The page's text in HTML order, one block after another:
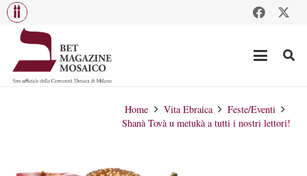
Home Vita Ebraica
Feste/Eventi
Shanà Tovà u metukà a tutti i nostri lettori!